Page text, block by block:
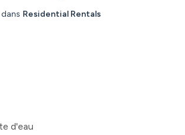
dans Residential Rentals
d'eau